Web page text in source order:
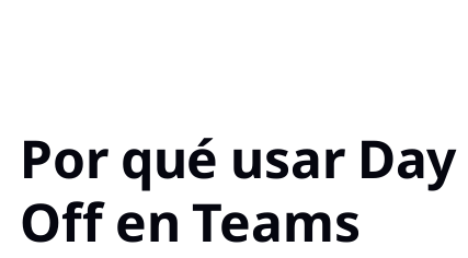
Por qué usar Day
Off en Teams